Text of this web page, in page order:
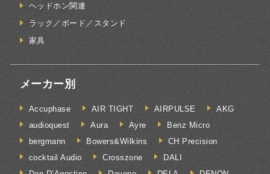
ヘッドホン関連
ラック／ボード／スタンド
家具
メーカー別
Accuphase AIR TIGHT AIRPULSE
AKG
audioquest
Aura Ayre
Benz Micro
bergmann
Bowers&Wilkins
CH Precision
cocktail Audio
Crosszone
DALI